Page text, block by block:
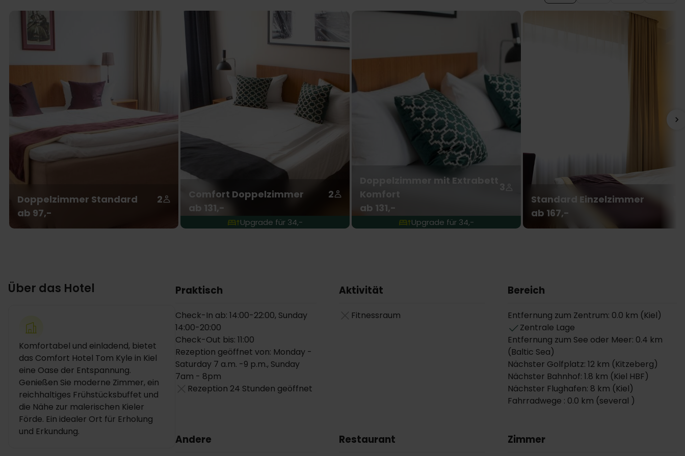
Doppelzimmer Standard
2
ab 97,-
Comfort Doppelzimmer
2
ab 131,-
Upgrade für 34,-
Doppelzimmer mit Extrabett
Komfort
ab 131,-
Upgrade für 34,-
Standard Einzelzimmer
ab 167,-
Über das Hotel
Komfortabel und einladend, bietet
das Comfort Hotel Tom Kyle in Kiel
eine Oase der Entspannung.
Genießen Sie moderne Zimmer, ein
reichhaltiges Frühstücksbuffet und
die Nähe zur malerischen Kieler
Förde. Ein idealer Ort für Erholung
und Erkundung.
Praktisch
Check-In ab: 14:00-22:00, Sunday
14:00-20:00
Check-Out bis: 11:00
Rezeption geöffnet von: Monday -
Saturday 7 a.m. -9 p.m., Sunday
7am - 8pm
Rezeption 24 Stunden geöffnet
Aktivität
Fitnessraum
Bereich
Entfernung zum Zentrum: 0.0 km (Kiel)
Zentrale Lage
Entfernung zum See oder Meer: 0.4 km
(Baltic Sea)
Nächster Golfplatz: 12 km (Kitzeberg)
Nächster Bahnhof: 1.8 km (Kiel HBF)
Nächster Flughafen: 8 km (Kiel)
Fahrradwege : 0.0 km (several )
Andere Restaurant Zimmer